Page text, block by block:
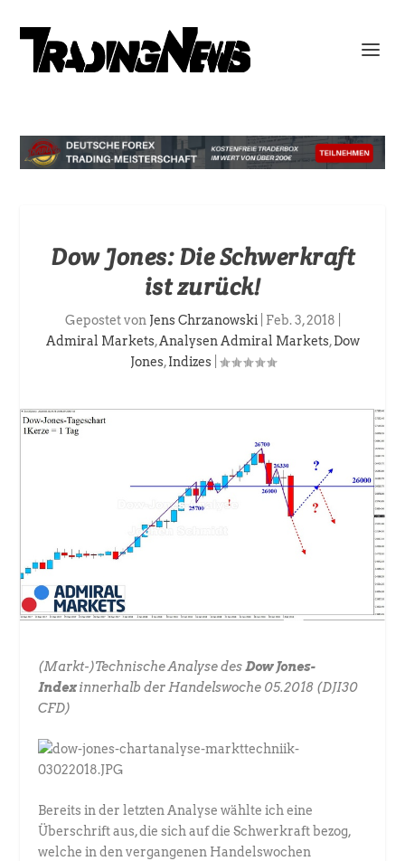
Dow Jones: Die Schwerkraft
ist zurück!
Gepostet von Jens Chrzanowski| Feb. 3, 2018
Admiral Markets,Analysen Admiral Markets,Dow
Jones,Indizes|
(Markt-)Technische Analyse desDow Jones-
Indexinnerhalb der Handelswoche 05.2018 (DJI30
CFD)
Bereits in der letzten Analyse wählte ich eine
Überschrift aus, die sich auf die Schwerkraft bezog,
welche in den vergangenen Handelswochen